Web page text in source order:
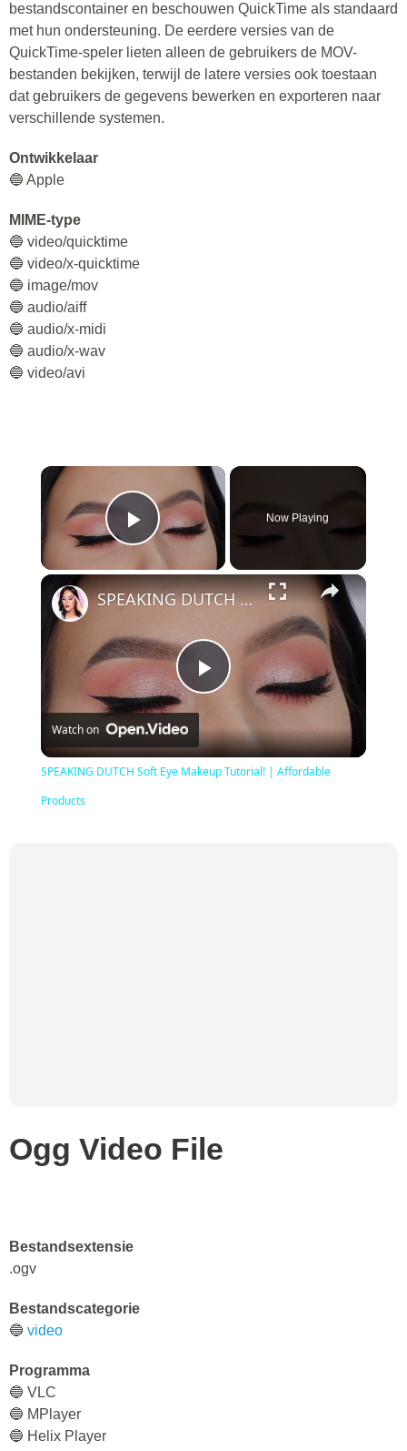
bestandscontainer en beschouwen QuickTime als standaard
met hun ondersteuning. De eerdere versies van de
QuickTime-speler lieten alleen de gebruikers de MOV-
bestanden bekijken, terwijl de latere versies ook toestaan
dat gebruikers de gegevens bewerken en exporteren naar
verschillende systemen.
Ontwikkelaar
🔵 Apple
MIME-type
🔵 video/quicktime
🔵 video/x-quicktime
🔵 image/mov
🔵 audio/aiff
🔵 audio/x-midi
🔵 audio/x-wav
🔵 video/avi
×
Play Video
Now Playing
×
Play
Video
SPEAKING DUTCH Soft Eye Makeup Tutorial! | Affordable Products
Watch on
SPEAKING DUTCH Soft Eye Makeup Tutorial! | Affordable
Products
Ogg Video File
Bestandsextensie
.ogv
Bestandscategorie
🔵 video
Programma
🔵 VLC
🔵 MPlayer
🔵 Helix Player